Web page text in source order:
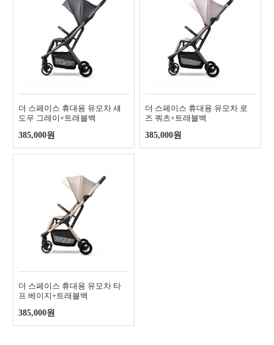
더 스페이스 휴대용 유모차 섀
도우 그레이+트래블백
385,000원
더 스페이스 휴대용 유모차 로
즈 쿼츠+트래블백
385,000원
더 스페이스 휴대용 유모차 타
프 베이지+트래블백
385,000원